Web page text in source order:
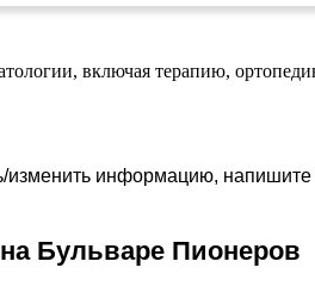
включая терапию,
изменить информацию,
Бульваре Пионеров